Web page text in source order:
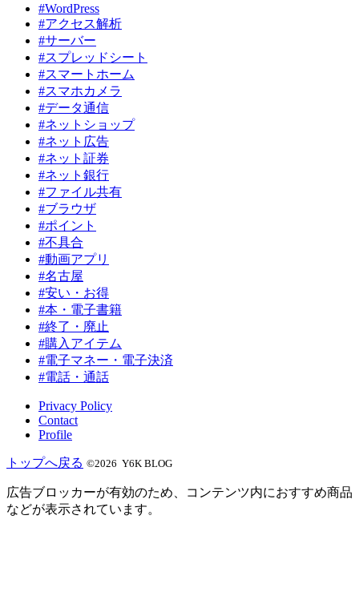
#WordPress
#アクセス解析
#サーバー
#スプレッドシート
#スマートホーム
#スマホカメラ
#データ通信
#ネットショップ
#ネット広告
#ネット証券
#ネット銀行
#ファイル共有
#ブラウザ
#ポイント
#不具合
#動画アプリ
#名古屋
#安い・お得
#本・電子書籍
#終了・廃止
#購入アイテム
#電子マネー・電子決済
#電話・通話
Privacy Policy
Contact
Profile
トップへ戻る ©2026 Y6K BLOG
広告ブロッカーが有効のため、コンテンツ内におすすめ商品
などが表示されています。